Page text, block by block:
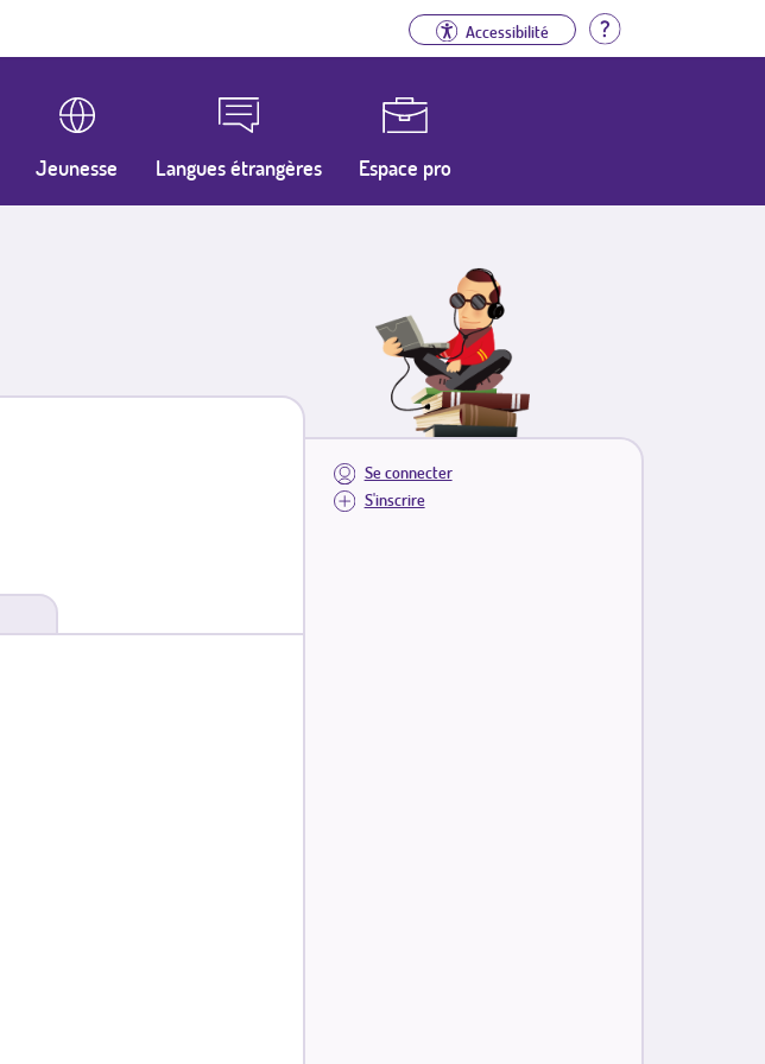
Accessibilité Aide
Jeunesse Langues étrangères Espace pro
Se connecter
S'inscrire